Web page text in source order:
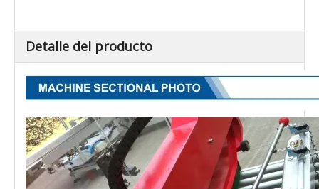
Detalle del producto